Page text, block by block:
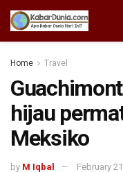
Home Travel
hijau
Meksiko
by M Iqbal February